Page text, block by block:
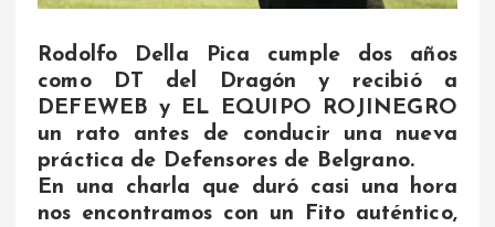
Rodolfo Della Pica cumple dos años
como DT del Dragón y recibió a
DEFEWEB y EL EQUIPO ROJINEGRO
un rato antes de conducir una nueva
práctica de Defensores de Belgrano.
En una charla que duró casi una hora
nos encontramos con un Fito auténtico,